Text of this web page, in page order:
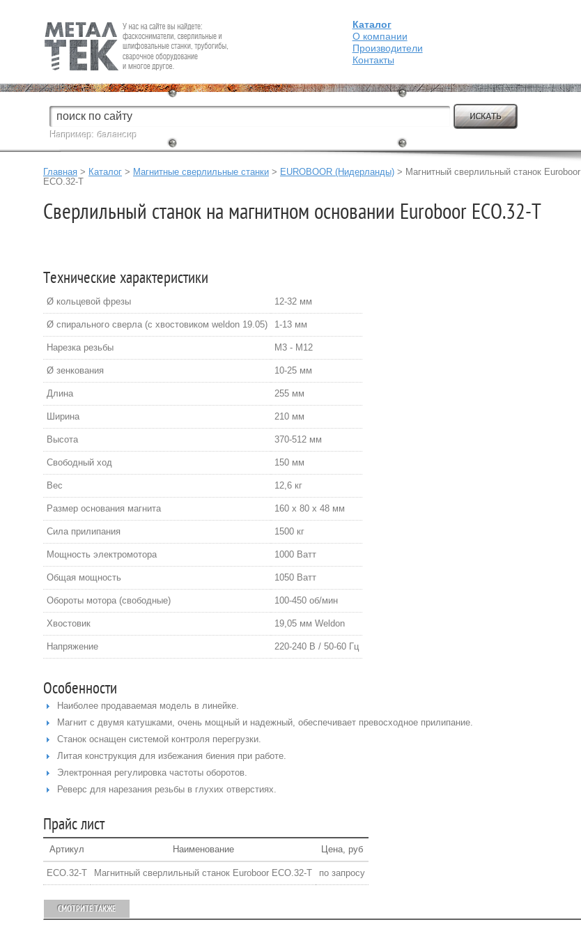
Fein — Профессиональный электроинструмент для обработки
металла.
Каталог
О компании
Производители
Контакты
Например:балансир
Главная > Каталог > Магнитные сверлильные станки > EUROBOOR (Нидерланды) > Магнитный сверлильный станок Euroboor
ЕСО.32-T
Сверлильный станок на магнитном основании Euroboor ЕСО.32-T
Технические характеристики
Ø кольцевой фрезы 12-32 мм
Ø спирального сверла (c хвостовиком weldon 19.05) 1-13 мм
Нарезка резьбы М3 - М12
Ø зенкования 10-25 мм
Длина 255 мм
Ширина 210 мм
Высота 370-512 мм
Свободный ход 150 мм
Вес 12,6 кг
Размер основания магнита 160 х 80 х 48 мм
Сила прилипания 1500 кг
Мощность электромотора 1000 Ватт
Общая мощность 1050 Ватт
Обороты мотора (свободные) 100-450 об/мин
Хвостовик 19,05 мм Weldon
Напряжение 220-240 В / 50-60 Гц
Особенности
Наиболее продаваемая модель в линейке.
Магнит с двумя катушками, очень мощный и надежный, обеспечивает превосходное прилипание.
Станок оснащен системой контроля перегрузки.
Литая конструкция для избежания биения при работе.
Электронная регулировка частоты оборотов.
Реверс для нарезания резьбы в глухих отверстиях.
Прайс лист
Артикул Наименование Цена, руб
ECO.32-T Магнитный сверлильный станок Euroboor ЕСО.32-T по запросу
СМОТРИТЕ ТАКЖЕ